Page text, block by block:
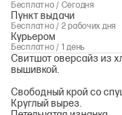
Бесплатно / Сегодня
Пункт выдачи
Бесплатно / 2 рабочих дня
Курьером
Бесплатно / 1 день
Свитшот оверсайз из
вышивкой.
Свободный крой со
Круглый вырез.